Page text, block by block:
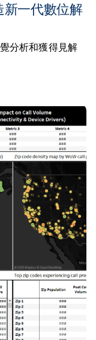
一代數位解
分析和獲得見解